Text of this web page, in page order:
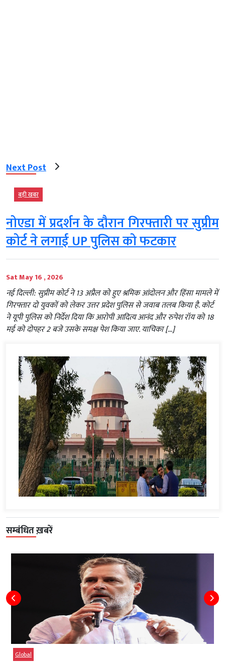
Next Post
बड़ी खबर
नोएडा में प्रदर्शन के दौरान गिरफ्तारी पर सुप्रीम
कोर्ट ने लगाई UP पुलिस को फटकार
Sat May 16 , 2026
नई दिल्ली: सुप्रीम कोर्ट ने 13 अप्रैल को हुए श्रमिक आंदोलन और हिंसा मामले में
गिरफ्तार दो युवकों को लेकर उत्तर प्रदेश पुलिस से जवाब तलब किया है. कोर्ट
ने यूपी पुलिस को निर्देश दिया कि आरोपी आदित्य आनंद और रुपेश रॉय को 18
मई को दोपहर 2 बजे उसके समक्ष पेश किया जाए. याचिका […]
सम्बंधित ख़बरें
Global